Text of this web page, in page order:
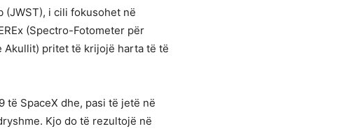
(JWST), i cili fokusohet në
(Spectro-Fotometer për
Akullit) pritet të krijojë harta të të
të SpaceX dhe, pasi të jetë në
Kjo do të rezultojë në